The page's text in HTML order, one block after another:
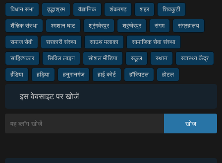
विधान सभा वृद्धाश्रम वैज्ञानिक शंकरगढ़ शहर शिवकुटी
शैक्षिक संस्था श्मशान घाट श्रृंगवेरपुर श्रृंग्वेरपुर संगम संग्रहालय
समाज सेवी सरकारी संस्था साउथ मलाका सामाजिक सेवा संस्था
साहित्यकार सिविल लाइन सोशल मीडिया स्कूल स्थान स्वास्थ्य केंद्र
हँडिया हड़िया हनुमानगंज हाई कोर्ट हॉस्पिटल होटल
इस वेबसाइट पर खोजें